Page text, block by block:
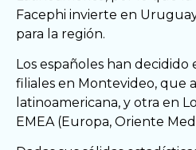
Facephi invierte en
para la región.
Los españoles han
filiales en Montevideo, que
latinoamericana, y otra en
EMEA (Europa, Oriente